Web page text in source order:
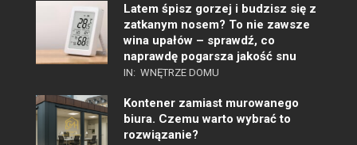
Latem śpisz gorzej i budzisz się z
zatkanym nosem? To nie zawsze
wina upałów – sprawdź, co
naprawdę pogarsza jakość snu
IN: WNĘTRZE DOMU
Kontener zamiast murowanego
biura. Czemu warto wybrać to
rozwiązanie?